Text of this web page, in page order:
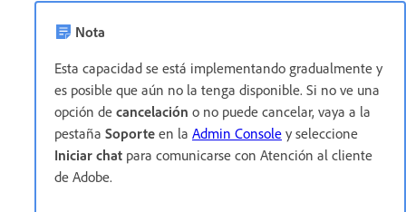
Nota
Esta capacidad se está implementando gradualmente y
es posible que aún no la tenga disponible. Si no ve una
opción de cancelación o no puede cancelar, vaya a la
pestaña Soporte en la Admin Console y seleccione
Iniciar chat para comunicarse con Atención al cliente
de Adobe.